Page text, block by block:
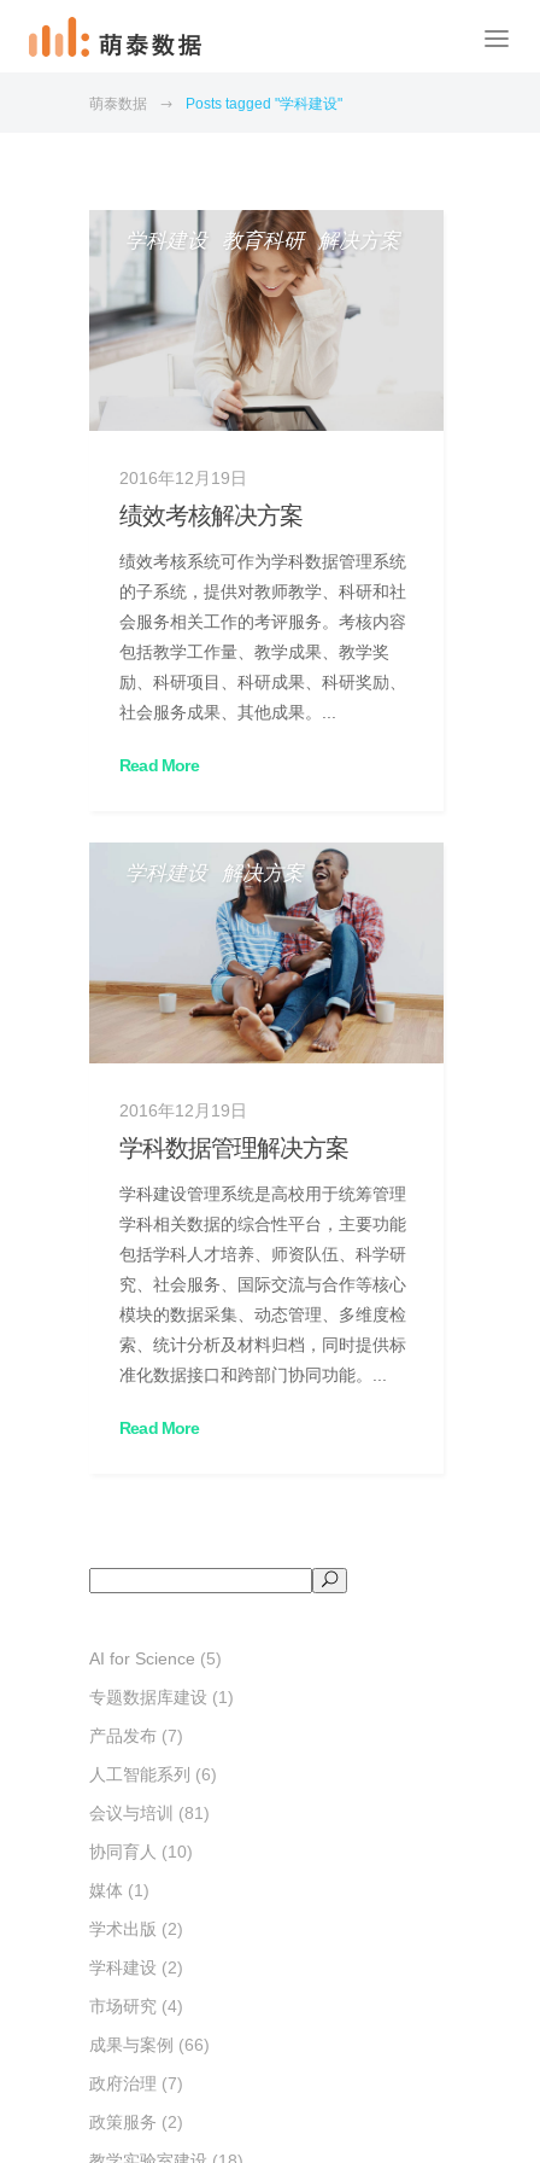
萌泰数据 Posts tagged "学科建设"
学科建设 教育科研 解决方案
2016年12月19日
绩效考核解决方案
绩效考核系统可作为学科数据管理系统
的子系统，提供对教师教学、科研和社
会服务相关工作的考评服务。考核内容
包括教学工作量、教学成果、教学奖
励、科研项目、科研成果、科研奖励、
社会服务成果、其他成果。...
Read More
学科建设 解决方案
2016年12月19日
学科数据管理解决方案
学科建设管理系统是高校用于统筹管理
学科相关数据的综合性平台，主要功能
包括学科人才培养、师资队伍、科学研
究、社会服务、国际交流与合作等核心
模块的数据采集、动态管理、多维度检
索、统计分析及材料归档，同时提供标
准化数据接口和跨部门协同功能。...
Read More
AI for Science (5)
专题数据库建设 (1)
产品发布 (7)
人工智能系列 (6)
会议与培训 (81)
协同育人 (10)
媒体 (1)
学术出版 (2)
学科建设 (2)
市场研究 (4)
成果与案例 (66)
政府治理 (7)
政策服务 (2)